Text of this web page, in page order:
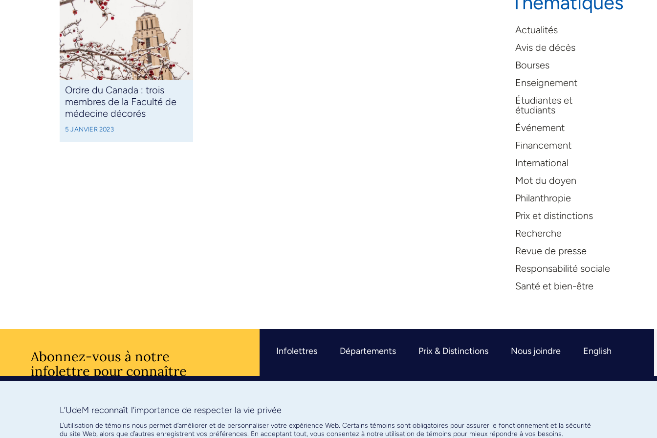
Ordre du Canada : trois
membres de la Faculté de
médecine décorés
5 JANVIER 2023
Actualités
Avis de décès
Bourses
Enseignement
Étudiantes et
étudiants
Événement
Financement
International
Mot du doyen
Philanthropie
Prix et distinctions
Recherche
Revue de presse
Responsabilité sociale
Santé et bien-être
Abonnez-vous à notre
infolettre pour connaître
l’actualité facultaire
S'ABONNER
Infolettres Départements Prix & Distinctions Nous joindre English
L’UdeM reconnaît l’importance de respecter la vie privée
L’utilisation de témoins nous permet d’améliorer et de personnaliser votre expérience Web. Certains témoins sont obligatoires pour assurer le fonctionnement et la sécurité
du site Web, alors que d’autres enregistrent vos préférences. En acceptant tout, vous consentez à notre utilisation de témoins pour mieux répondre à vos besoins.